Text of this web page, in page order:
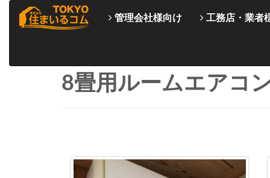
管理会社様向け 工務店・業者
8畳用ルームエアコ